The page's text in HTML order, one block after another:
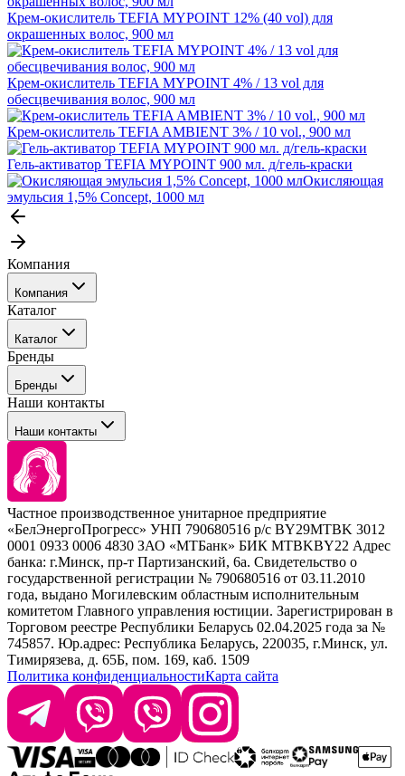
Крем-окислитель TEFIA MYPOINT 12% (40 vol) для
окрашенных волос, 900 мл
Крем-окислитель TEFIA MYPOINT 4% / 13 vol для
обесцвечивания волос, 900 мл
Крем-окислитель TEFIA AMBIENT 3% / 10 vol., 900 мл
Гель-активатор TEFIA MYPOINT 900 мл. д/гель-краски
Окисляющая
эмульсия 1,5% Concept, 1000 мл
Компания
Компания
События
Покупателю
Каталог
Каталог
Профессиональные средства для окрашивания волос
Сервисные средства
Уход
Стайлинг
Брови и ресницы
Барберинг
Наборы
Расходные материалы
Бренды
Бренды
Tefia
Concept
Kezy
Barex
Sim Sensitive
Kebren
Selective Professional
White Line
Наши контакты
Наши контакты
+ 375 44 7233514
+ 375 29 1649505
info@krasabel.by
Офис: г. Минск, ул. Тимирязева 65Б, офис 1509
Склад: г. Минск, ул. Домбровская, 15
Время работы: пн–чт 9:00–17:30, пт 9:00–17:00
Частное производственное унитарное предприятие
«БелЭнергоПрогресс» УНП 790680516 р/с BY29MTBK 3012
0001 0933 0006 4830 ЗАО «МТБанк» БИК MTBKBY22 Адрес
банка: г.Минск, пр-т Партизанский, 6а. Свидетельство о
государственной регистрации № 790680516 от 03.11.2010
года, выдано Могилевским областным исполнительным
комитетом Главного управления юстиции. Зарегистрирован в
Торговом реестре Республики Беларусь 02.04.2025 года за №
745857. Юр.адрес: Республика Беларусь, 220035, г.Минск, ул.
Тимирязева, д. 65Б, пом. 169, каб. 1509
Политика конфиденциальностиКарта сайта